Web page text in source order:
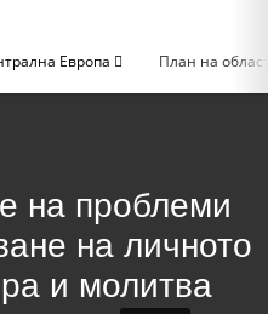
Европа План на
на проблеми
на личното
и молитва